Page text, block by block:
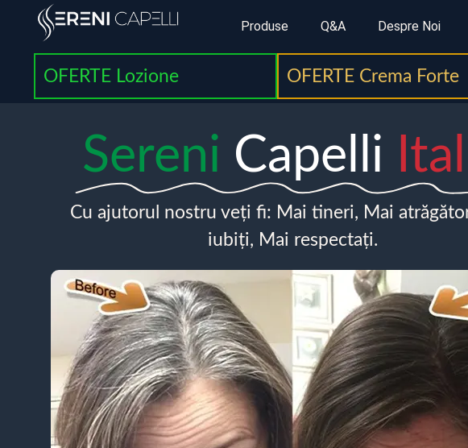
Produse Q&A Despre Noi
OFERTE Lozione OFERTE Crema Forte
Sereni Capelli
Cu ajutorul nostru veți fi: Mai tineri, Mai
iubiți, Mai respectați.